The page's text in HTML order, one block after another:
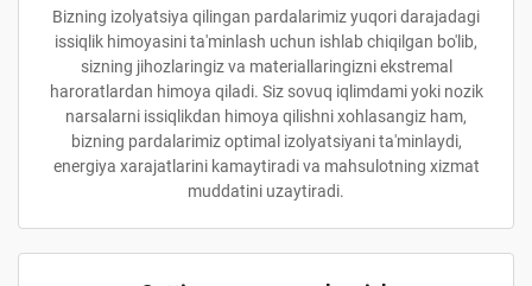
Bizning izolyatsiya qilingan pardalarimiz yuqori darajadagi
issiqlik himoyasini ta'minlash uchun ishlab chiqilgan bo'lib,
sizning jihozlaringiz va materiallaringizni ekstremal
haroratlardan himoya qiladi. Siz sovuq iqlimdami yoki nozik
narsalarni issiqlikdan himoya qilishni xohlasangiz ham,
bizning pardalarimiz optimal izolyatsiyani ta'minlaydi,
energiya xarajatlarini kamaytiradi va mahsulotning xizmat
muddatini uzaytiradi.